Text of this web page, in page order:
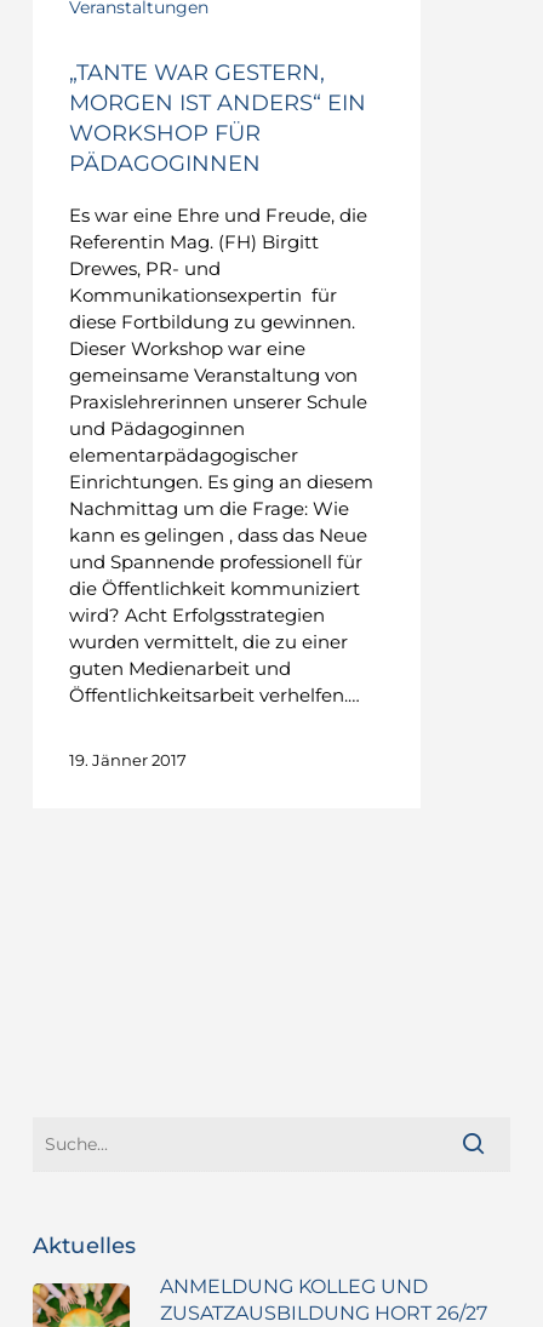
Veranstaltungen
„TANTE WAR GESTERN,
MORGEN IST ANDERS“ EIN
WORKSHOP FÜR
PÄDAGOGINNEN
Es war eine Ehre und Freude, die
Referentin Mag. (FH) Birgitt
Drewes, PR- und
Kommunikationsexpertin für
diese Fortbildung zu gewinnen.
Dieser Workshop war eine
gemeinsame Veranstaltung von
Praxislehrerinnen unserer Schule
und Pädagoginnen
elementarpädagogischer
Einrichtungen. Es ging an diesem
Nachmittag um die Frage: Wie
kann es gelingen , dass das Neue
und Spannende professionell für
die Öffentlichkeit kommuniziert
wird? Acht Erfolgsstrategien
wurden vermittelt, die zu einer
guten Medienarbeit und
Öffentlichkeitsarbeit verhelfen.…
19. Jänner 2017
Aktuelles
ANMELDUNG KOLLEG UND
ZUSATZAUSBILDUNG HORT 26/27